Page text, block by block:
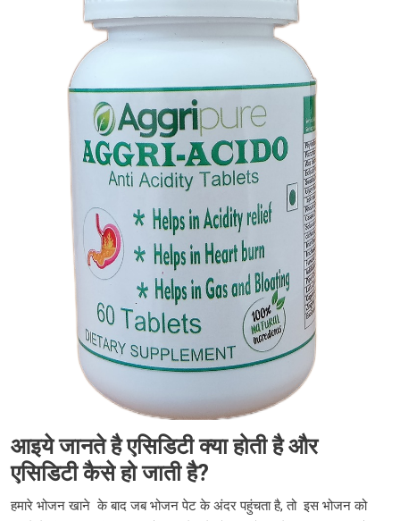
आइये जानते है एसिडिटी क्या होती है और
एसिडिटी कैसे हो जाती है?
हमारे भोजन खाने के बाद जब भोजन पेट के अंदर पहुंचता है, तो इस भोजन को